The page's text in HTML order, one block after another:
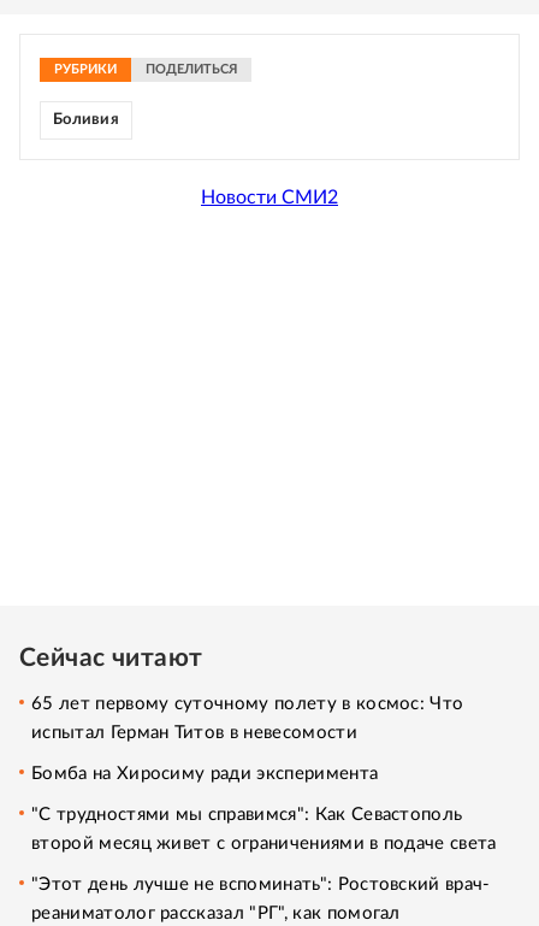
РУБРИКИ ПОДЕЛИТЬСЯ
Боливия
Новости СМИ2
Сейчас читают
65 лет первому суточному полету в космос: Что
испытал Герман Титов в невесомости
Бомба на Хиросиму ради эксперимента
"С трудностями мы справимся": Как Севастополь
второй месяц живет с ограничениями в подаче света
"Этот день лучше не вспоминать": Ростовский врач-
реаниматолог рассказал "РГ", как помогал